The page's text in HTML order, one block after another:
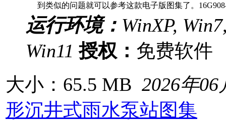
到类似的问题就可以参考这款电子版图集了。
运行环境： WinXP,
Win11 授权： 免费软
大小：65.5 MB 2026年06
形沉井式雨水泵站图集